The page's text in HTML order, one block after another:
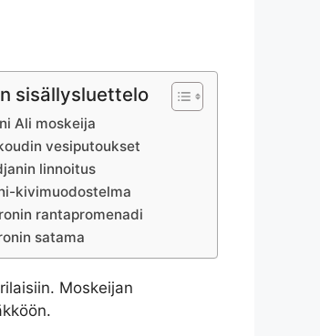
sisällysluettelo
Ali moskeija
vesiputoukset
linnoitus
kivimuodostelma
rantapromenadi
satama
Moskeijan